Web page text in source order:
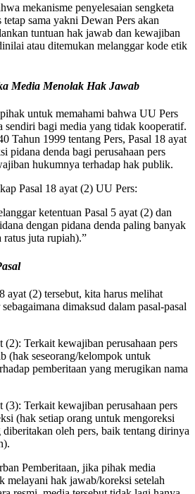
mekanisme penyelesaian sengketa
sama yakni Dewan Pers akan
tuntuan hak jawab dan kewajiban
atau ditemukan melanggar kode etik
Media Menolak Hak Jawab
untuk memahami bahwa UU Pers
sendiri bagi media yang tidak kooperatif.
Tahun 1999 tentang Pers, Pasal 18 ayat
pidana denda bagi perusahaan pers
hukumnya terhadap hak publik.
Pasal 18 ayat (2) UU Pers:
ketentuan Pasal 5 ayat (2) dan
dengan pidana denda paling banyak
juta rupiah).”
ayat (2) tersebut, kita harus melihat
dimaksud dalam pasal-pasal
(2): Terkait kewajiban perusahaan pers
(hak seseorang/kelompok untuk
pemberitaan yang merugikan nama
(3): Terkait kewajiban perusahaan pers
(hak setiap orang untuk mengoreksi
oleh pers, baik tentang dirinya
Pemberitaan, jika pihak media
melayani hak jawab/koreksi setelah